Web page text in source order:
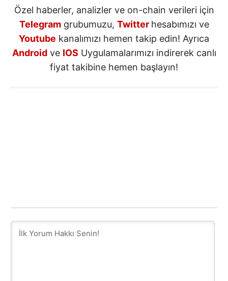
Özel haberler, analizler ve on-chain verileri için
Telegramgrubumuzu, Twitter hesabımızı ve
Youtube kanalımızı hemen takip edin! Ayrıca
Androidve IOS Uygulamalarımızı indirerek canlı
fiyat takibine hemen başlayın!